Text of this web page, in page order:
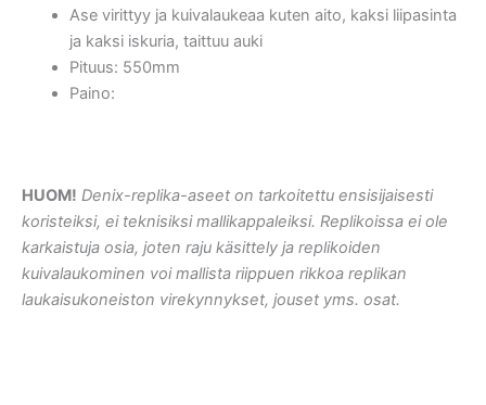
Ase virittyy ja kuivalaukeaa kuten aito, kaksi liipasinta
ja kaksi iskuria, taittuu auki
Pituus: 550mm
Paino:
HUOM! Denix-replika-aseet on tarkoitettu ensisijaisesti
koristeiksi, ei teknisiksi mallikappaleiksi. Replikoissa ei ole
karkaistuja osia, joten raju käsittely ja replikoiden
kuivalaukominen voi mallista riippuen rikkoa replikan
laukaisukoneiston virekynnykset, jouset yms. osat.